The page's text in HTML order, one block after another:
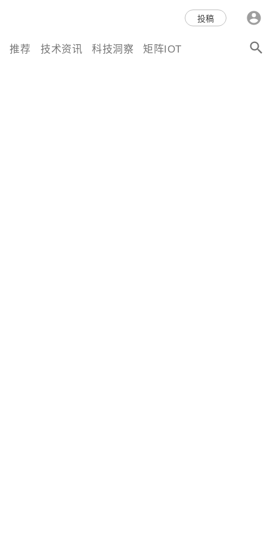
科技互联网,科技,资讯,动态,洞
察,量子,计算,AI,人工智能,机器
投稿
推荐 技术资讯 科技洞察 矩阵IOT